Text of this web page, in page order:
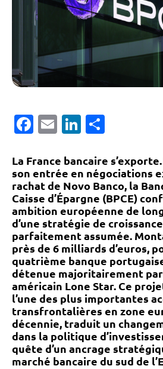
Facebook
EmailLinkedIn
La France bancaire
son entrée en négociations
rachat de Novo Banco, la
Caisse d’Épargne (BPCE)
ambition européenne de
d’une stratégie de
parfaitement assumée.
près de 6 milliards d’euros,
quatrième banque
détenue majoritairement
américain Lone Star. Ce
l’une des plus importantes
transfrontalières en zone
décennie, traduit un
dans la politique
quête d’un ancrage
marché bancaire du sud de